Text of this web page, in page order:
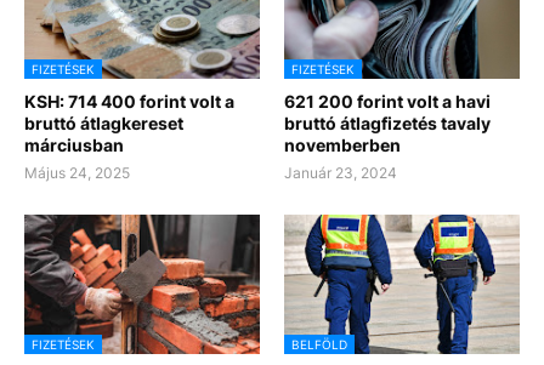
FIZETÉSEK
KSH: 714 400 forint volt a
bruttó átlagkereset
márciusban
Május 24, 2025
FIZETÉSEK
621 200 forint volt a havi
bruttó átlagfizetés tavaly
novemberben
Január 23, 2024
FIZETÉSEK BELFÖLD